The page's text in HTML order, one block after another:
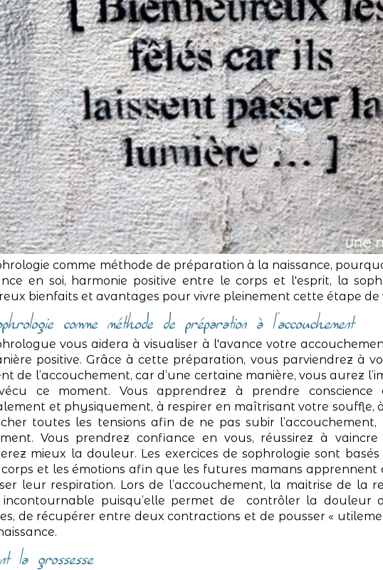
comme méthode de préparation à la naissance,
en soi, harmonie positive entre le corps et l'esprit, la
bienfaits et avantages pour vivre pleinement cette étape de
comme méthode de préparation à l’accouchement
vous aidera à visualiser à l'avance votre
positive. Grâce à cette préparation, vous parviendrez à
de l’accouchement, car d’une certaine manière, vous aurez
ce moment. Vous apprendrez à prendre conscience
et physiquement, à respirer en maîtrisant votre souffle,
toutes les tensions afin de ne pas subir l’accouchement,
Vous prendrez confiance en vous, réussirez à
mieux la douleur. Les exercices de sophrologie sont
et les émotions afin que les futures mamans apprennent
leur respiration. Lors de l’accouchement, la maitrise de la
puisqu’elle permet de contrôler la douleur
de récupérer entre deux contractions et de pousser «
la grossesse